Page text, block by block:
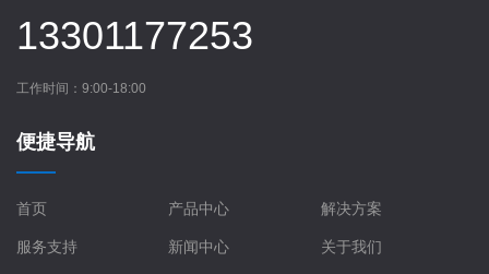
13301177253
工作时间：9:00-18:00
便捷导航
首页 产品中心 解决方案
服务支持 新闻中心 关于我们